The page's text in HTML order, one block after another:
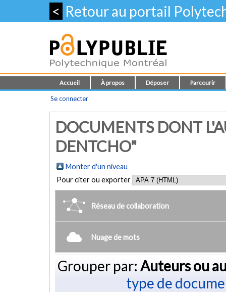
< Retour au portail
Accueil À propos Déposer Parcourir
Se connecter
DOCUMENTS DONT
DENTCHO"
Monter d'un niveau
Pour citer ou exporter
Réseau de collaboration
Nuage de mots
Grouper par: Auteurs ou
type de